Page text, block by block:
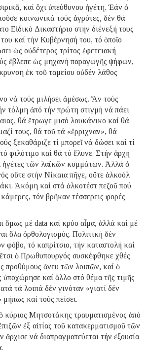
καί ὄχι ὑπεύθυνου ἡγέτη. Ἐάν ὁ
κοινωνικά τούς ἀγρότες, δέν θά
Εἰδικό Δικαστήριο στήν διένεξή τους
καί τήν Κυβέρνησή του, τό ὁποῖο
ὡς οὐδέτερος τρίτος ἐφετειακή
ἔβλεπε ὡς μηχανή παραγωγῆς ψήφων,
ἐκ τοῦ ταμείου οὐδέν λάθος
νά τούς μιλήσει ἀμέσως. Ἄν τούς
τόλμη ἀπό τήν πρώτη στιγμή νά πάει
θά ἔτρωγε μισό λουκάνικο καί θά
τους, θά τοῦ τά «ἔρριχναν», θά
ξεκαθάριζε τί μπορεῖ νά δώσει καί τί
φιλότιμο καί θά τό ἔλυνε. Στήν ἀρχή
ἡγέτες τῶν λαϊκῶν κομμάτων. Ἀλλά ὁ
οὔτε στήν Νίκαια πῆγε, οὔτε ἀλκοόλ
Ἀκόμη καί στά ἀλκοτέστ πεζοῦ πού
τόν βρῆκαν τέσσερεις φορές
ὅμως μέ data καί κρύο αἷμα, ἀλλά καί μέ
ὅλα ὀρθολογισμός. Πολιτική δέν
φόβο, τό καπρίτσιο, τήν καταστολή καί
ὁ Πρωθυπουργός συσκέφθηκε χθές
προθύμους ἄνευ τῶν λοιπῶν, καί ὁ
καί ἄλλο στό θέμα τῆς τιμῆς
τά λοιπά δέν γινόταν «γιατί δέν
καί τούς πείσει.
κύριος Μητσοτάκης τραυματισμένος ἀπό
ἐξ αἰτίας τοῦ κατακερματισμοῦ τῶν
νά διαπραγματεύεται τήν ἐξουσία